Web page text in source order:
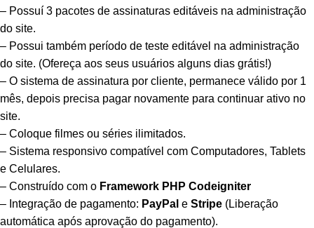
– Possuí 3 pacotes de assinaturas editáveis na administração
do site.
– Possui também período de teste editável na administração
do site. (Ofereça aos seus usuários alguns dias grátis!)
– O sistema de assinatura por cliente, permanece válido por 1
mês, depois precisa pagar novamente para continuar ativo no
site.
– Coloque filmes ou séries ilimitados.
– Sistema responsivo compatível com Computadores, Tablets
e Celulares.
– Construído com o Framework PHP Codeigniter
– Integração de pagamento: PayPal e Stripe (Liberação
automática após aprovação do pagamento).